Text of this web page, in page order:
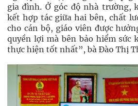
gia đình. Ở góc độ nhà trường,
kết hợp tác giữa hai bên, chất
cho cán bộ, giáo viên được
quyền lợi mà bên bảo hiểm sức
thực hiện tốt nhất”, bà Đào Thị